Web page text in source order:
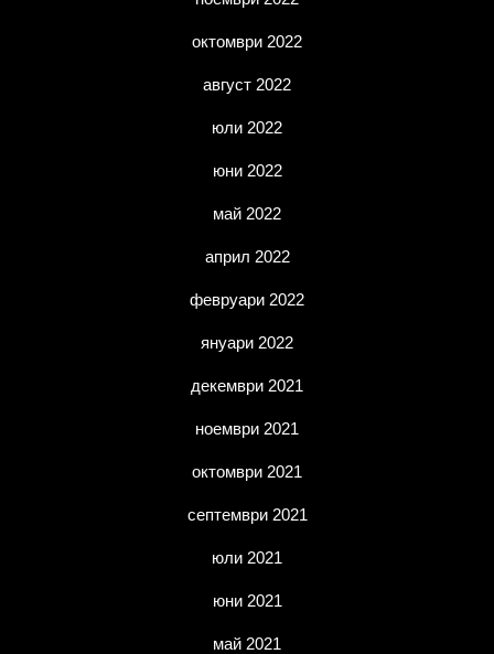
октомври 2022
август 2022
юли 2022
юни 2022
май 2022
април 2022
февруари 2022
януари 2022
декември 2021
ноември 2021
октомври 2021
септември 2021
юли 2021
юни 2021
май 2021